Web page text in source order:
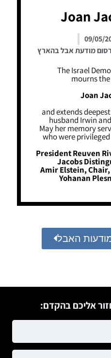
Joan
09/05/
מודעת אבל בהארץ
The Israel
mourns
Joan
and extends
husband Irwin
May her memory
who were
President Reuven
Jacobs
Amir Elstein,
Yohanan
האבל
אליכם בהקדם: